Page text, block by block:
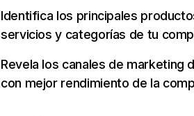
Identifica los principales
servicios y categorías de tu
Revela los canales de marketing
con mejor rendimiento de la